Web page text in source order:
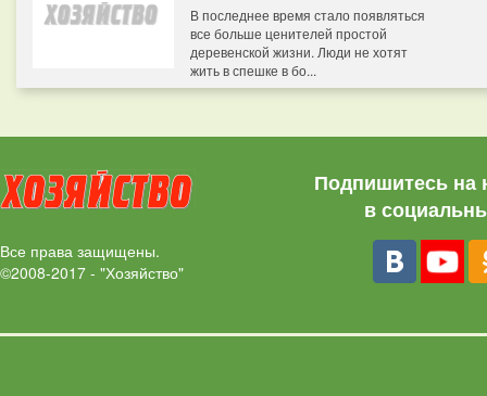
В последнее время стало появляться
все больше ценителей простой
деревенской жизни. Люди не хотят
жить в спешке в бо...
Все права защищены.
©2008-2017 - "Хозяйство"
Подпишитесь на
в